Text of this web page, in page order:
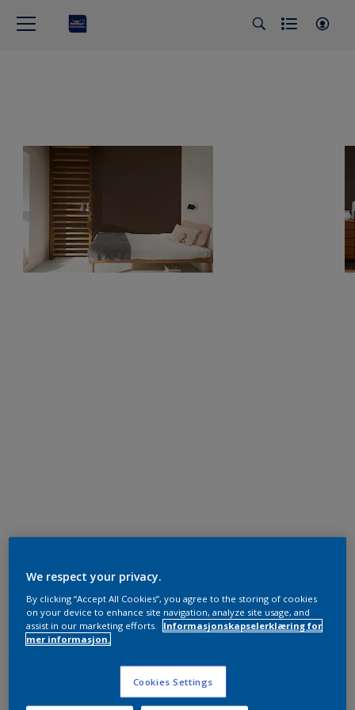
We respect your privacy.
By clicking “Accept All Cookies”, you agree to the storing of cookies
on your device to enhance site navigation, analyze site usage, and
assist in our marketing efforts.
Informasjonskapselerklæring for
mer informasjon.
Cookies Settings